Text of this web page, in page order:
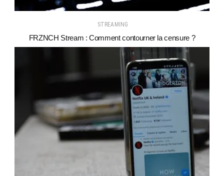
STREAMING
FRZNCH Stream : Comment contourner la censure ?